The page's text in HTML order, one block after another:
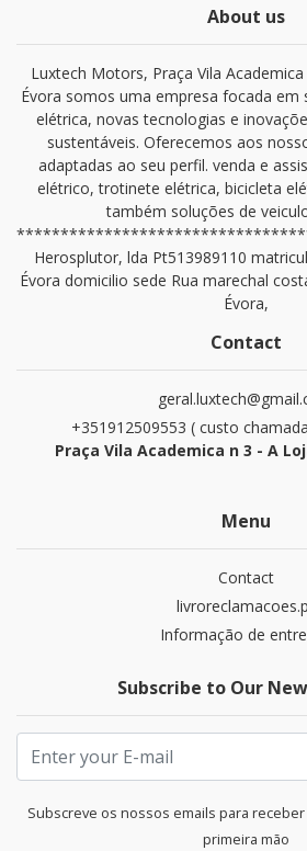
About us
Luxtech Motors, Praça Vila
Évora somos uma empresa focada em
elétrica, novas tecnologias e
sustentáveis. Oferecemos aos
adaptadas ao seu perfil. venda e
elétrico, trotinete elétrica, bicicleta
também soluções de
Herosplutor, lda Pt513989110
Évora domicilio sede Rua marechal
Évora,
Contact
+351912509553 ( custo
Praça Vila Academica n 3 - A
Menu
Contact
Informação de
Subscribe to Our
Subscreve os nossos emails para
primeira mão